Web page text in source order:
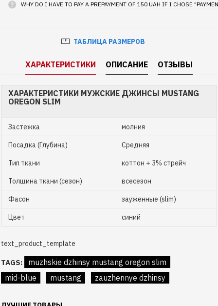
WHY DO I HAVE TO PAY A PREPAYMENT OF 150 UAH IF I CHOSE
ТАБЛИЦА РАЗМЕРОВ
ХАРАКТЕРИСТИКИ ОПИСАНИЕ ОТЗЫВЫ
ХАРАКТЕРИСТИКИ МУЖСКИЕ ДЖИНСЫ MUSTANG
OREGON SLIM
Застежка молния
Посадка (Глубина) Средняя
Тип ткани коттон + 3% стрейч
Толщина ткани (сезон) всесезон
Фасон зауженные (slim)
Цвет синий
text_product_template
TAGS:
muzhskie dzhinsy mustang oregon slim
mid-blue
mustang zauzhennye dzhinsy